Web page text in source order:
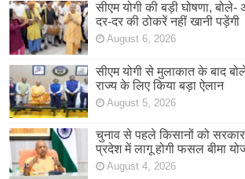
सीएम योगी की बड़ी घोषणा,
दर-दर की ठोकरें नहीं खानी पड़ेंगी
August 6, 2026
सीएम योगी से मुलाकात के बाद
राज्य के लिए किया बड़ा ऐलान
August 5, 2026
चुनाव से पहले किसानों को
प्रदेश में लागू होगी फसल बीमा
August 4, 2026